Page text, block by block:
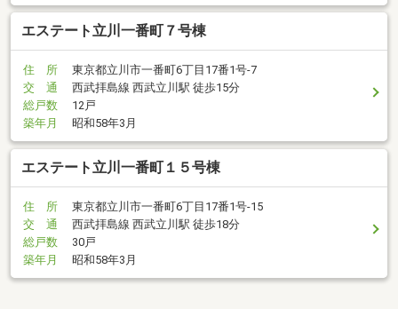
エステート立川一番町７号棟
住 所
東京都立川市一番町6丁目17番1号-7
交 通
西武拝島線 西武立川駅 徒歩15分
総戸数
12戸
築年月
昭和58年3月
エステート立川一番町１５号棟
住 所
東京都立川市一番町6丁目17番1号-15
交 通
西武拝島線 西武立川駅 徒歩18分
総戸数
30戸
築年月
昭和58年3月